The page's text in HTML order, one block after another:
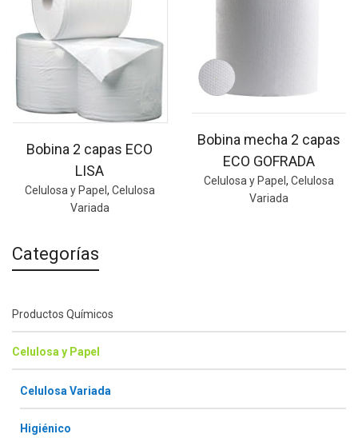
Bobina 2 capas ECO
LISA
Celulosa y Papel , Celulosa
Variada
Bobina mecha 2 capas
ECO GOFRADA
Celulosa y Papel , Celulosa
Variada
Categorías
Productos Químicos
Celulosa y Papel
Celulosa Variada
Higiénico